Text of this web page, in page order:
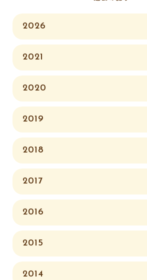
2026
2021
2020
2019
2018
2017
2016
2015
2014